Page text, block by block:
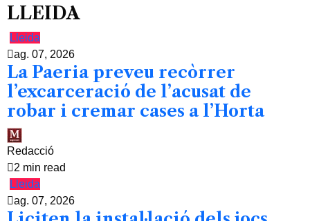
LLEIDA
Lleida
ag. 07, 2026
La Paeria preveu recòrrer
l’excarceració de l’acusat de
robar i cremar cases a l’Horta
Redacció
2 min read
Lleida
ag. 07, 2026